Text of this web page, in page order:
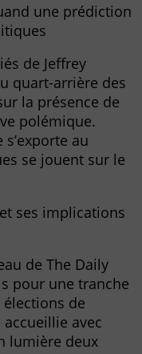
une prédiction
de Jeffrey
quart-arrière des
la présence de
polémique.
au
se jouent sur le
ses implications
de The Daily
pour une tranche
élections de
avec
lumière deux